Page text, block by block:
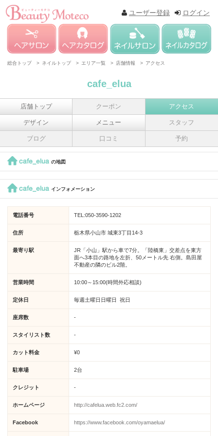
ログイン
ユーザー登録
総合トップ > ネイルトップ > エリア一覧 > 店舗情報 > アクセス
cafe_elua
店舗トップ クーポン アクセス
デザイン メニュー スタッフ
ブログ 口コミ 予約
cafe_elua の地図
cafe_elua インフォメーション
電話番号 TEL:050-3590-1202
住所 栃木県小山市 城東3丁目14-3
最寄り駅
JR「小山」駅から車で7分。「陸橋東」交差点を東方
面へ3本目の路地を左折、50メートル先 右側。島田屋
不動産の隣のビル2階。
営業時間 10:00～15:00(時間外応相談)
定休日 毎週土曜日日曜日 祝日
座席数 -
スタイリスト数 -
カット料金 ¥0
駐車場 2台
クレジット -
ホームページ http://cafelua.web.fc2.com/
Facebook https://www.facebook.com/oyamaelua/